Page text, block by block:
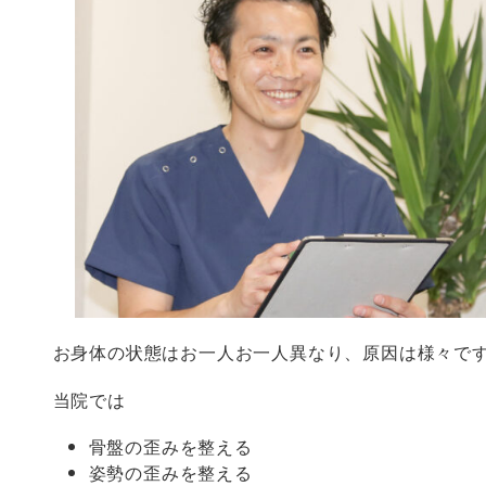
お身体の状態はお一人お一人異なり、原因は様々で
当院では
骨盤の歪みを整える
姿勢の歪みを整える